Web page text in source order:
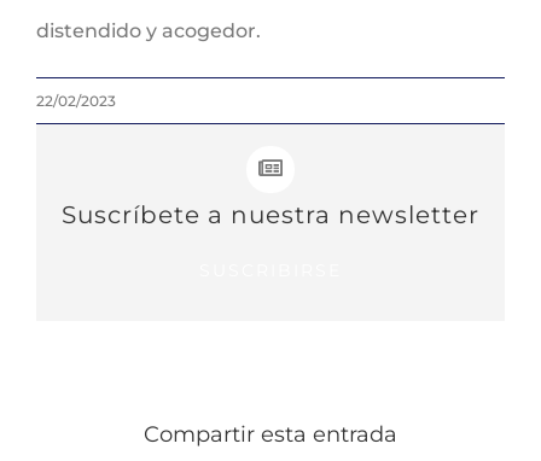
distendido y acogedor.
22/02/2023
Suscríbete a nuestra newsletter
Compartir esta entrada